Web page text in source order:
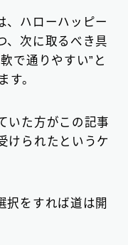
、ハローハッピー
、次に取るべき具
で通りやすい”と
す。
いた方がこの記事
けられたというケ
択をすれば道は開